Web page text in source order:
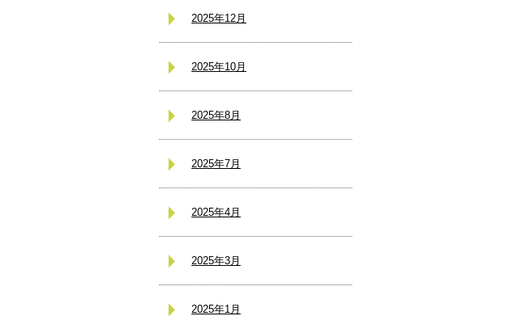
2025年12月
2025年10月
2025年8月
2025年7月
2025年4月
2025年3月
2025年1月